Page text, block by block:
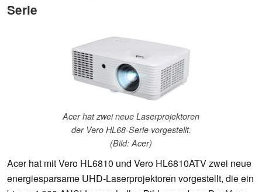
Serie
Acer hat zwei neue Laserprojektoren
der Vero HL68-Serie vorgestellt.
(Bild: Acer)
Acer hat mit Vero HL6810 und Vero HL6810ATV zwei neue
energiesparsame UHD-Laserprojektoren vorgestellt, die ein